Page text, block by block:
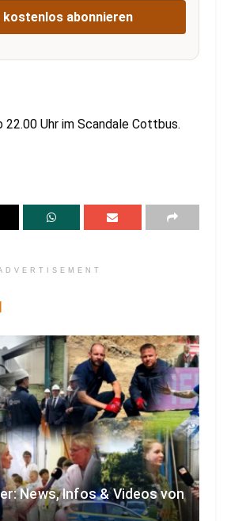
abonnieren
22.00 Uhr im Scandale Cottbus.
News, Infos & Videos von